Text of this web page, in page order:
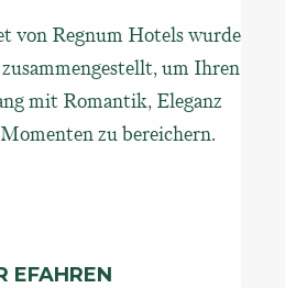
von Regnum Hotels wurde
um Ihren
mit Romantik, Eleganz
zu bereichern.
EFAHREN